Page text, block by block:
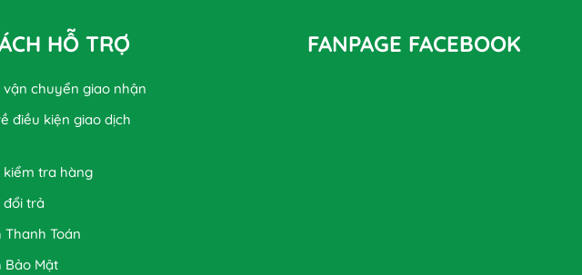
HỖ TRỢ
vận chuyển giao nhận
điều kiện giao dịch
kiểm tra hàng
đổi trả
Thanh Toán
Bảo Mật
FANPAGE FACEBOOK